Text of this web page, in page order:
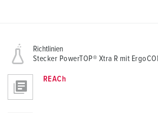
Richtlinien
Stecker PowerTOP® Xtra R mit
REACh